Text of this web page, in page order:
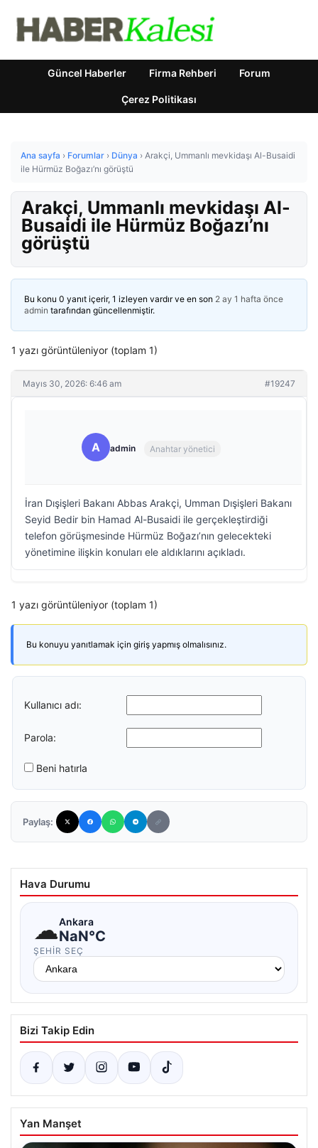
Güncel Haberler Firma Rehberi Forum
Çerez Politikası
Ana sayfa › Forumlar › Dünya › Arakçi, Ummanlı mevkidaşı Al-Busaidi
ile Hürmüz Boğazı’nı görüştü
Arakçi, Ummanlı mevkidaşı Al-
Busaidi ile Hürmüz Boğazı’nı
görüştü
Bu konu 0 yanıt içerir, 1 izleyen vardır ve en son 2 ay 1 hafta önce
admin tarafından güncellenmiştir.
1 yazı görüntüleniyor (toplam 1)
Mayıs 30, 2026: 6:46 am #19247
A admin Anahtar yönetici
İran Dışişleri Bakanı Abbas Arakçi, Umman Dışişleri Bakanı
Seyid Bedir bin Hamad Al-Busaidi ile gerçekleştirdiği
telefon görüşmesinde Hürmüz Boğazı’nın gelecekteki
yönetimine ilişkin konuları ele aldıklarını açıkladı.
1 yazı görüntüleniyor (toplam 1)
Bu konuyu yanıtlamak için giriş yapmış olmalısınız.
Kullanıcı adı:
Parola:
Beni hatırla
Paylaş:
Hava Durumu
☁Ankara
NaN°C
ŞEHIR SEÇ
Bizi Takip Edin
Yan Manşet